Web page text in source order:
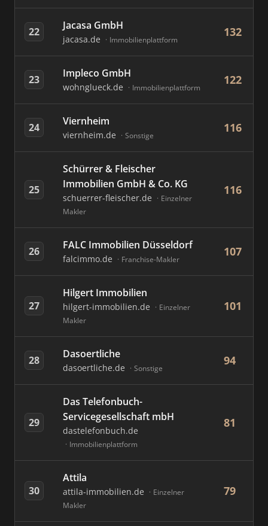
22 Jacasa GmbH
jacasa.de Immobilienplattform
132
23 Impleco GmbH
wohnglueck.de Immobilienplattform
122
24 Viernheim
viernheim.de Sonstige
116
25
Schürrer & Fleischer
Immobilien GmbH & Co. KG
schuerrer-fleischer.de
Einzelner
Makler
116
26 FALC Immobilien Düsseldorf
falcimmo.de Franchise-Makler
107
27
Hilgert Immobilien
hilgert-immobilien.de
Einzelner
Makler
101
28 Dasoertliche
dasoertliche.de Sonstige
94
29
Das Telefonbuch-
Servicegesellschaft mbH
dastelefonbuch.de
Immobilienplattform
81
30
Attila
attila-immobilien.de
Einzelner
Makler
79